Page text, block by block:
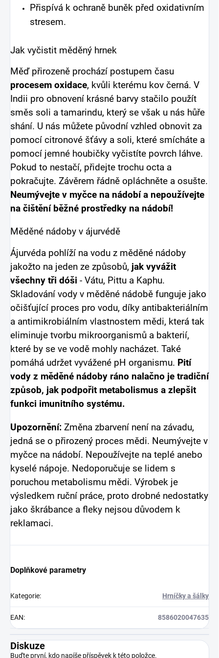
Přispívá k ochraně buněk před oxidativním
stresem.
Jak vyčistit měděný hrnek
Měď přirozeně prochází postupem času
procesem oxidace, kvůli kterému kov černá. V
Indii pro obnovení krásné barvy stačilo použít
směs soli a tamarindu, který se však u nás hůře
shání. U nás můžete původní vzhled obnovit za
pomocí citronové šťávy a soli, které smícháte a
pomocí jemné houbičky vyčistíte povrch láhve.
Pokud to nestačí, přidejte trochu octa a
pokračujte. Závěrem řádně opláchněte a osušte.
Neumývejte v myčce na nádobí a nepoužívejte
na čištění běžné prostředky na nádobí!
Měděné nádoby v ájurvédě
Ájurvéda pohlíží na vodu z měděné nádoby
jakožto na jeden ze způsobů, jak vyvážit
všechny tři dóši - Vátu, Pittu a Kaphu.
Skladování vody v měděné nádobě funguje jako
očišťující proces pro vodu, díky antibakteriálním
a antimikrobiálním vlastnostem mědi, která tak
eliminuje tvorbu mikroorganismů a bakterií,
které by se ve vodě mohly nacházet. Také
pomáhá udržet vyvážené pH organismu. Pití
vody z měděné nádoby ráno nalačno je tradiční
způsob, jak podpořit metabolismus a zlepšit
funkci imunitního systému.
Upozornění: Změna zbarvení není na závadu,
jedná se o přirozený proces mědi. Neumývejte v
myčce na nádobí. Nepoužívejte na teplé anebo
kyselé nápoje. Nedoporučuje se lidem s
poruchou metabolismu mědi. Výrobek je
výsledkem ruční práce, proto drobné nedostatky
jako škrábance a fleky nejsou důvodem k
reklamaci.
Doplňkové parametry
Kategorie: Hrníčky a šálky
EAN: 8586020047635
Diskuze
Buďte první, kdo napíše příspěvek k této položce.